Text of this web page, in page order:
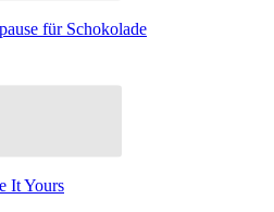
für Schokolade
It Yours